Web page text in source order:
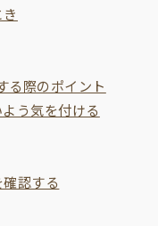
る際のポイント
う気を付ける
認する